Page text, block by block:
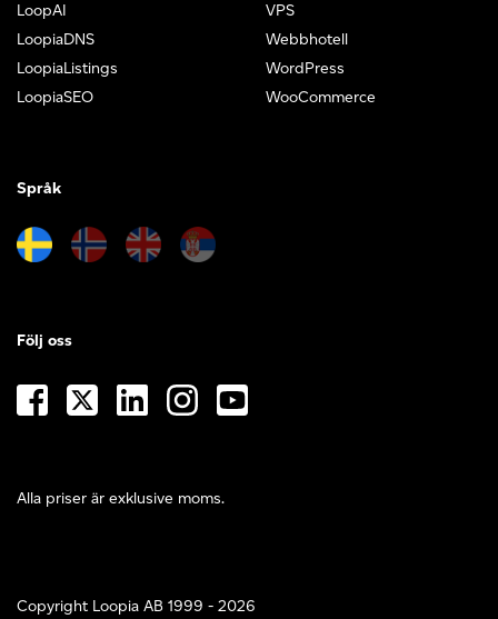
LoopAI
LoopiaDNS
LoopiaListings
LoopiaSEO
VPS
Webbhotell
WordPress
WooCommerce
Språk
Alla priser är exklusive moms.
Följ oss
Copyright Loopia AB 1999 - 2026